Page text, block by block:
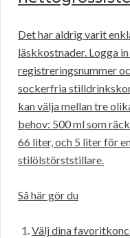
Det har aldrig varit
läskkostnader. Logga
registreringsnummer
sockerfria
kan välja mellan tre
behov: 500 ml som
66 liter, och 5 liter för
stilölstörststillare.
Så här gör du
Välj dina